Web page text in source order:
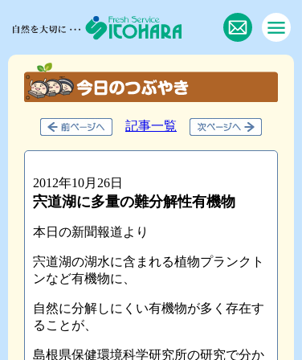
記事一覧
2012年10月26日
宍道湖に多量の難分解性有機物
本日の新聞報道より
宍道湖の湖水に含まれる植物プランクト
ンなど有機物に、
自然に分解しにくい有機物が多く存在す
ることが、
島根県保健環境科学研究所の研究で分か